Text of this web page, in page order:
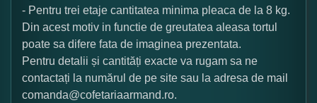
- Pentru trei etaje cantitatea minima pleaca de la 8 kg.
Din acest motiv in functie de greutatea aleasa tortul
poate sa difere fata de imaginea prezentata.
Pentru detalii și cantități exacte va rugam sa ne
contactați la numărul de pe site sau la adresa de mail
comanda@cofetariaarmand.ro.